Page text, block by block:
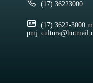
(17) 36223000
(17) 3622-3000